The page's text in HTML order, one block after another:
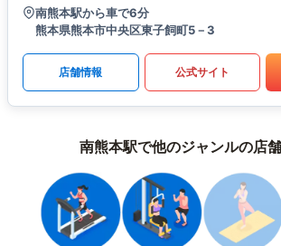
南熊本駅から車で6分
熊本県熊本市中央区東子飼町5－3
店舗情報 公式サイト
南熊本駅で他のジャンルの店